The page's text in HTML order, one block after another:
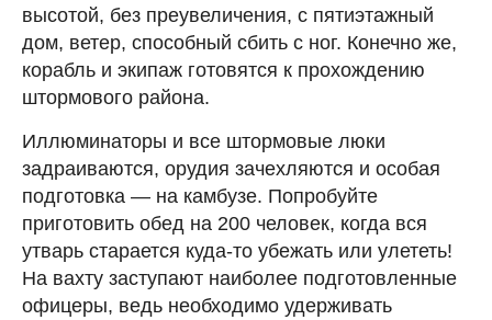
высотой, без преувеличения, с пятиэтажный
дом, ветер, способный сбить с ног. Конечно же,
корабль и экипаж готовятся к прохождению
штормового района.
Иллюминаторы и все штормовые люки
задраиваются, орудия зачехляются и особая
подготовка — на камбузе. Попробуйте
приготовить обед на 200 человек, когда вся
утварь старается куда-то убежать или улететь!
На вахту заступают наиболее подготовленные
офицеры, ведь необходимо удерживать